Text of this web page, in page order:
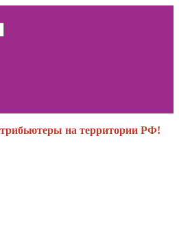
на территории РФ!